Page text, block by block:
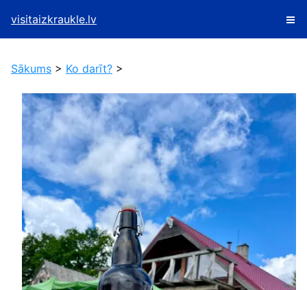
visitaizkraukle.lv
Sākums > Ko darīt? >